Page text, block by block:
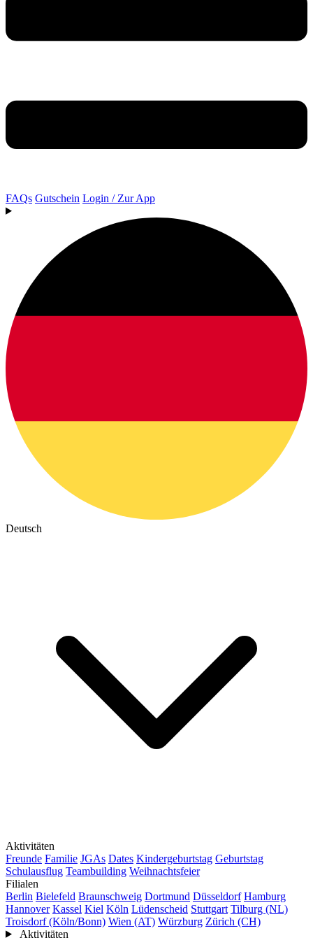
FAQs Gutschein Login / Zur App
Deutsch
Aktivitäten
Freunde Familie JGAs Dates Kindergeburtstag Geburtstag
Schulausflug Teambuilding Weihnachtsfeier
Filialen
Berlin Bielefeld Braunschweig Dortmund Düsseldorf Hamburg
Hannover Kassel Kiel Köln Lüdenscheid Stuttgart Tilburg (NL)
Troisdorf (Köln/Bonn) Wien (AT) Würzburg Zürich (CH)
Aktivitäten